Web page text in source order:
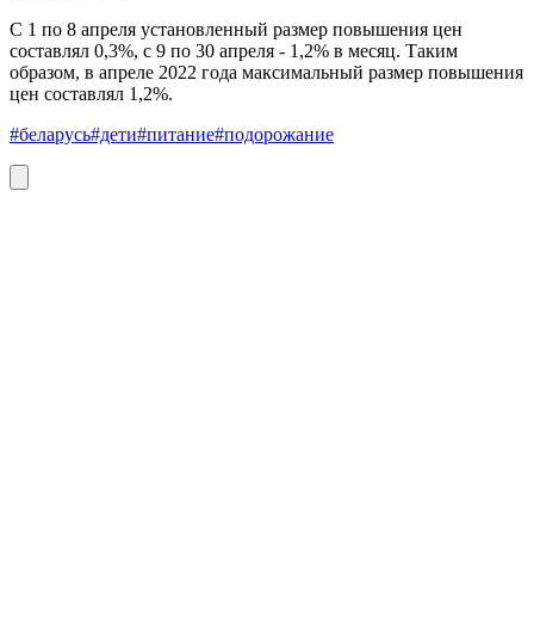
С 1 по 8 апреля установленный размер повышения цен
составлял 0,3%, с 9 по 30 апреля - 1,2% в месяц. Таким
образом, в апреле 2022 года максимальный размер повышения
цен составлял 1,2%.
#беларусь#дети#питание#подорожание